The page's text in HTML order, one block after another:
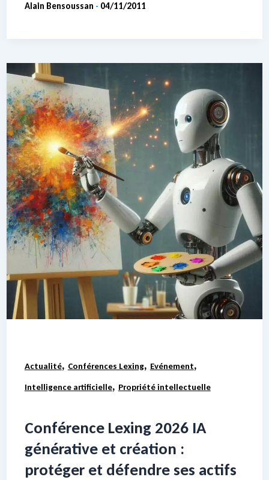
Alain Bensoussan - 04/11/2011
Actualité, Conférences Lexing, Evénement,
Intelligence artificielle, Propriété intellectuelle
Conférence Lexing 2026 IA
générative et création :
protéger et défendre ses actifs